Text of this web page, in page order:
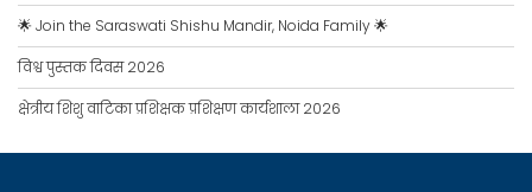
🌟 Join the Saraswati Shishu Mandir, Noida Family 🌟
विश्व पुस्तक दिवस 2026
क्षेत्रीय शिशु वाटिका प्रशिक्षक प्रशिक्षण कार्यशाला 2026